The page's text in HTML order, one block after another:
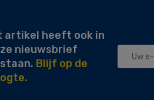
artikel heeft ook in
nieuwsbrief
Blijf op de